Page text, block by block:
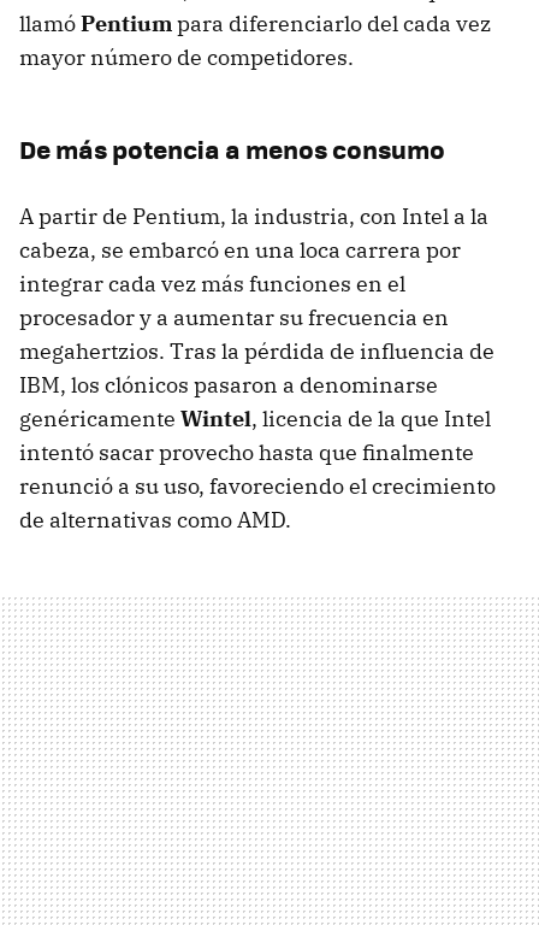
llamóPentiumpara diferenciarlo del cada vez
mayor número de competidores.
De más potencia a menos consumo
A partir de Pentium, la industria, con Intel a la
cabeza, se embarcó en una loca carrera por
integrar cada vez más funciones en el
procesador y a aumentar su frecuencia en
megahertzios. Tras la pérdida de influencia de
IBM, los clónicos pasaron a denominarse
genéricamente Wintel, licencia de la que Intel
intentó sacar provecho hasta que finalmente
renunció a su uso, favoreciendo el crecimiento
de alternativas como AMD.